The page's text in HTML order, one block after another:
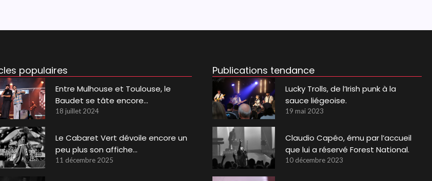
populaires
Entre Mulhouse et Toulouse, le
Baudet se tâte encore…
18 juillet 2024
Le Cabaret Vert dévoile encore un
peu plus son affiche…
11 décembre 2025
Publications tendance
Lucky Trolls, de l’Irish punk à la
sauce liégeoise.
19 mai 2023
Claudio Capéo, ému par l’accueil
que lui a réservé Forest National.
10 décembre 2023